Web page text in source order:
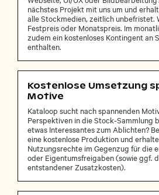
nächstes Projekt mit uns um und
alle Stockmedien, zeitlich unbefristet.
Festpreis oder Monatspreis. Im
zudem ein kostenloses Kontingent an
enthalten.
Kostenlose Umsetzung
Motive
Kataloop sucht nach spannenden
Perspektiven in die Stock-Sammlung
etwas Interessantes zum Ablichten?
eine kostenlose Produktion und
Nutzungsrechte im Gegenzug für die
oder Eigentumsfreigaben (sowie ggf.
entstandener Zusatzkosten).